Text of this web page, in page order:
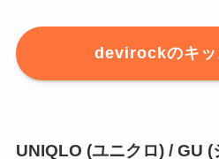
devirockのキ
UNIQLO (ユニクロ) / GU (